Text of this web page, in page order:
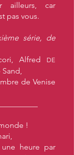
ailleurs, car
pas vous.
série, de
Alfred
DE
Sand,
de Venise
!
heure par